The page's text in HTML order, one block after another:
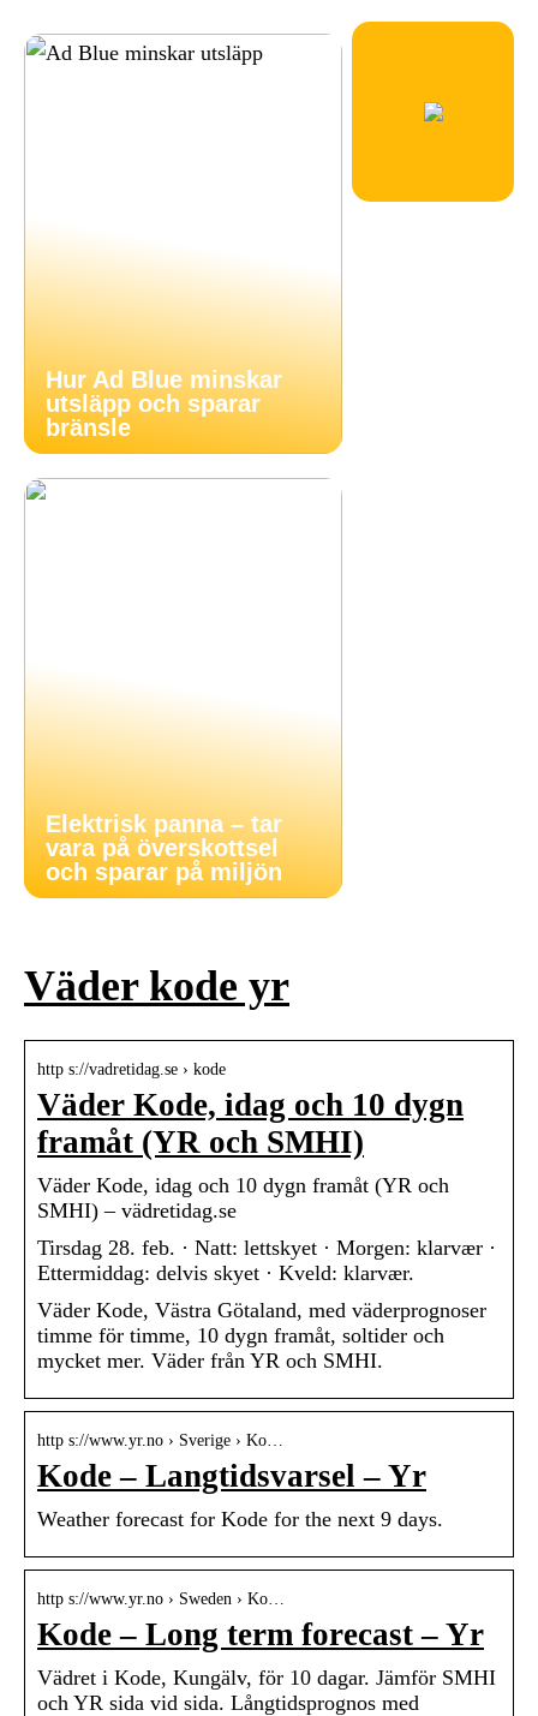
Hur Ad Blue minskar
utsläpp och sparar
bränsle
Elektrisk panna – tar
vara på överskottsel
och sparar på miljön
Väder kode yr
http s://vadretidag.se › kode
Väder Kode, idag och 10 dygn
framåt (YR och SMHI)
Väder Kode, idag och 10 dygn framåt (YR och
SMHI) – vädretidag.se
Tirsdag 28. feb. · Natt: lettskyet · Morgen: klarvær ·
Ettermiddag: delvis skyet · Kveld: klarvær.
Väder Kode, Västra Götaland, med väderprognoser
timme för timme, 10 dygn framåt, soltider och
mycket mer. Väder från YR och SMHI.
http s://www.yr.no › Sverige › Ko…
Kode – Langtidsvarsel – Yr
Weather forecast for Kode for the next 9 days.
http s://www.yr.no › Sweden › Ko…
Kode – Long term forecast – Yr
Vädret i Kode, Kungälv, för 10 dagar. Jämför SMHI
och YR sida vid sida. Långtidsprognos med